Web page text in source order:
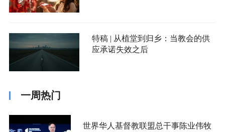
特稿 | 从植堂到归乡：当教会的供
应承诺失效之后
一周热门
世界华人基督教联盟总干事陈业伟牧